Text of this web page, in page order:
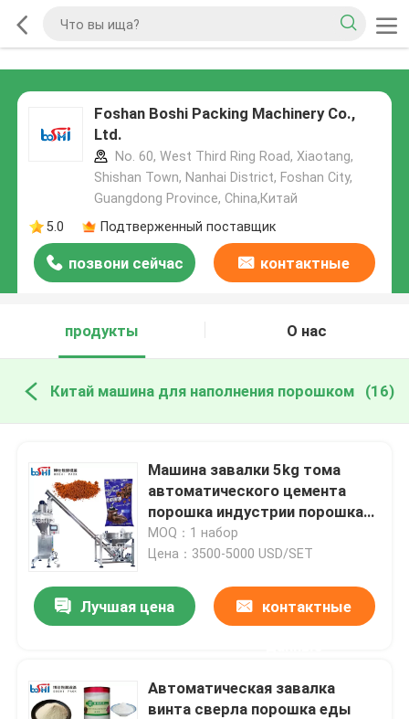
Foshan Boshi Packing Machinery Co.,
Ltd.
No. 60, West Third Ring Road, Xiaotang,
Shishan Town, Nanhai District, Foshan City,
Guangdong Province, China,Китай
5.0
Подтверженный поставщик
позвони сейчас контактные
продукты
О нас
Китай машина для наполнения порошком (16)
Машина завалки 5kg тома
автоматического цемента
порошка индустрии порошка
количественного большая
10kg 25kg
MOQ：1 набор
Цена：3500-5000 USD/SET
Лучшая цена контактные
Автоматическая завалка
винта сверла порошка еды